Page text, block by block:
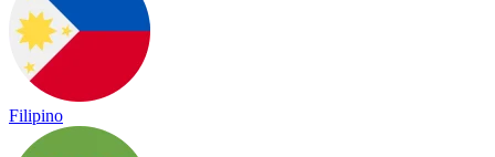
Filipino